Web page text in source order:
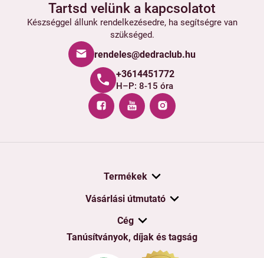
Tartsd velünk a kapcsolatot
Készséggel állunk rendelkezésedre, ha segítségre van
szükséged.
rendeles@dedraclub.hu
+3614451772
H–P: 8-15 óra
Termékek
Vásárlási útmutató
Cég
Tanúsítványok, díjak és tagság